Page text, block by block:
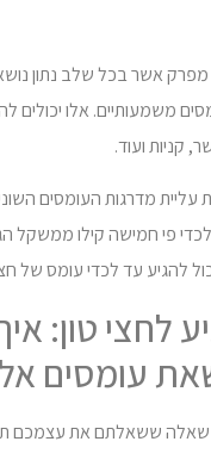
אשר בכל שלב נתון
משמעותיים. אלו יכולים
קניות ועוד.
עליית מדרגות העומסים
לכדי פי חמישה קילו ממשקל
לחצי טון:
עומסים
שאלה ששאלתם את עצמכם